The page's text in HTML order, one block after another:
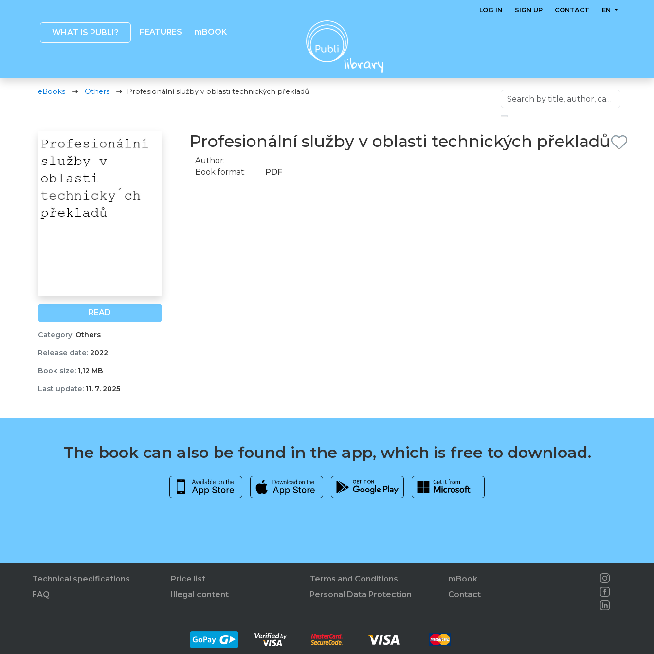
WHAT IS PUBLI? FEATURES mBOOK
LOG IN SIGN UP CONTACT EN
eBooks Others Profesionální služby v oblasti technických překladů
READ
Category:Others
Release date:2022
Book size:1,12 MB
Last update:11. 7. 2025
Profesionální služby v oblasti technických překladů
Author:
Book format:
PDF
The book can also be found in the app, which is free to download.
Technical specifications
FAQ
Price list
Illegal content
Terms and Conditions
Personal Data Protection
mBook
Contact